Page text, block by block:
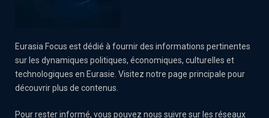
Eurasia Focus est dédié à fournir des informations pertinentes
sur les dynamiques politiques, économiques, culturelles et
technologiques en Eurasie. Visitez notre page principale pour
découvrir plus de contenus.
Pour rester informé, vous pouvez nous suivre sur les réseaux